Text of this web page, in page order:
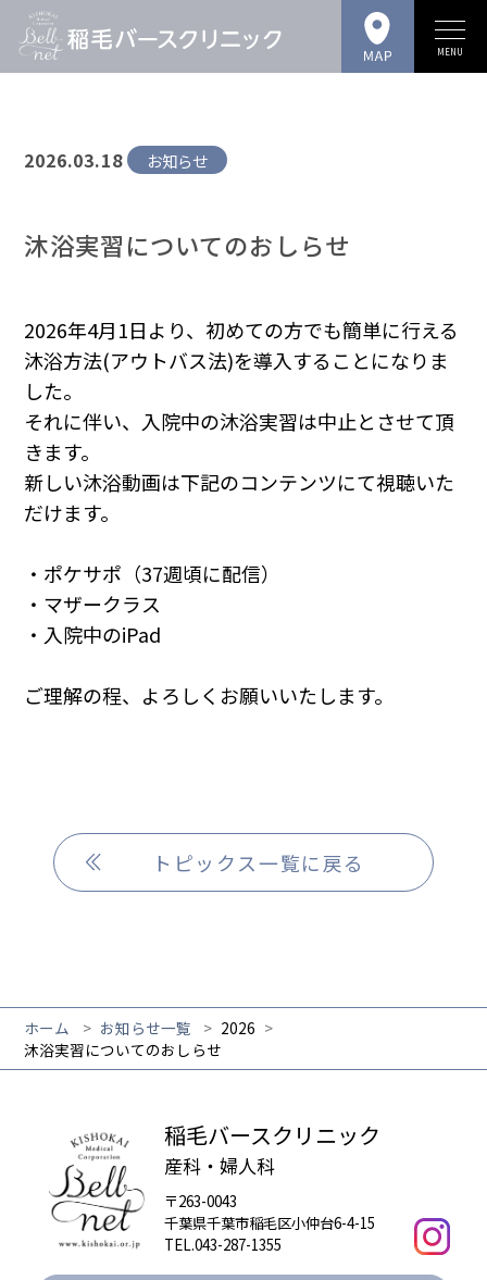
MENU
2026.03.18 お知らせ
沐浴実習についてのおしらせ
2026年4月1日より、初めての方でも簡単に行える
沐浴方法(アウトバス法)を導入することになりま
した。
それに伴い、入院中の沐浴実習は中止とさせて頂
きます。
新しい沐浴動画は下記のコンテンツにて視聴いた
だけます。
・ポケサポ（37週頃に配信）
・マザークラス
・入院中のiPad
ご理解の程、よろしくお願いいたします。
トピックス一覧に戻る
ホーム お知らせ一覧
2026
沐浴実習についてのおしらせ
稲毛バースクリニック
産科・婦人科
〒263-0043
千葉県千葉市稲毛区小仲台6-4-15
TEL.043-287-1355